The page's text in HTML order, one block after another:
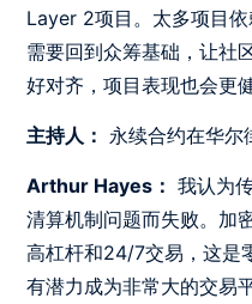
Layer 2项目。太多项目
需要回到众筹基础，让社
好对齐，项目表现也会更健
主持人： 永续合约在华尔
Arthur Hayes： 我认为
清算机制问题而失败。加
高杠杆和24/7交易，这是
有潜力成为非常大的交易